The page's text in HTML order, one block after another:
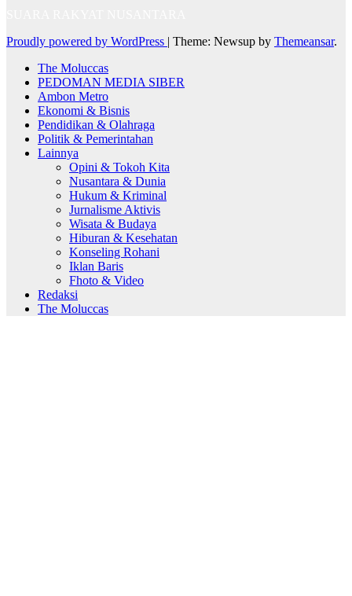
Proudly powered by WordPress | Theme: Newsup by Themeansar.
The Moluccas
PEDOMAN MEDIA SIBER
Ambon Metro
Ekonomi & Bisnis
Pendidikan & Olahraga
Politik & Pemerintahan
Lainnya
Opini & Tokoh Kita
Nusantara & Dunia
Hukum & Kriminal
Jurnalisme Aktivis
Wisata & Budaya
Hiburan & Kesehatan
Konseling Rohani
Iklan Baris
Fhoto & Video
Redaksi
The Moluccas